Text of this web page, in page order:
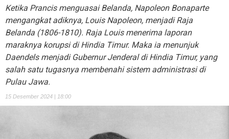
Ketika Prancis menguasai Belanda, Napoleon Bonaparte
mengangkat adiknya, Louis Napoleon, menjadi Raja
Belanda (1806-1810). Raja Louis menerima laporan
maraknya korupsi di Hindia Timur. Maka ia menunjuk
Daendels menjadi Gubernur Jenderal di Hindia Timur, yang
salah satu tugasnya membenahi sistem administrasi di
Pulau Jawa.
15 Desember 2024 | 18:00